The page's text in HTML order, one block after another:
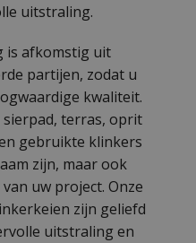
uitstraling.
is afkomstig uit
partijen, zodat u
kwaliteit.
terras, oprit
gebruikte klinkers
zijn, maar ook
uw project. Onze
zijn geliefd
uitstraling en